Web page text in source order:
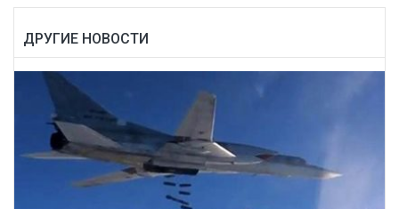
ДРУГИЕ НОВОСТИ